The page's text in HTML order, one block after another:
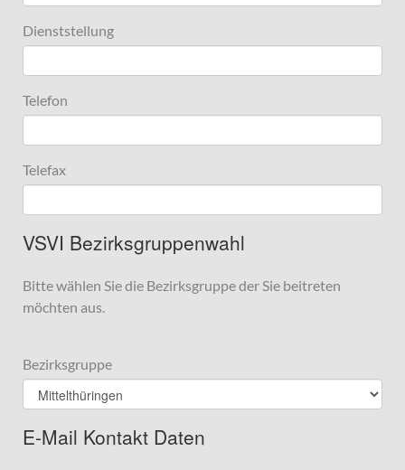
Dienststellung
Telefon
Telefax
VSVI Bezirksgruppenwahl
Bitte wählen Sie die Bezirksgruppe der Sie beitreten
möchten aus.
Bezirksgruppe
E-Mail Kontakt Daten